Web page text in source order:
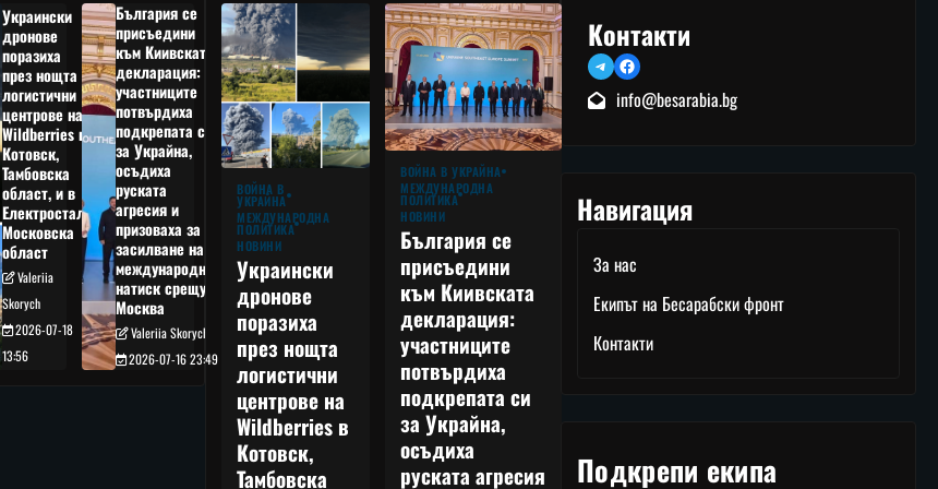
Украински
дронове
поразиха
през нощта
логистични
центрове на
Wildberries в
Котовск,
Тамбовска
област, и в
Електростал,
Московска
област
Valeriia
Skorych
2026-07-18
13:56
България се
присъедини
към Киивската
декларация:
участниците
потвърдиха
подкрепата си
за Украйна,
осъдиха
руската
агресия и
призоваха за
засилване на
международния
натиск срещу
Москва
Valeriia Skorych
2026-07-16 23:49
ВОЙНА В
УКРАЙНА
МЕЖДУНАРОДНА
ПОЛИТИКА
НОВИНИ
Украински
дронове
поразиха
през нощта
логистични
центрове на
Wildberries в
Котовск,
Тамбовска
ВОЙНА В УКРАЙНА
МЕЖДУНАРОДНА
ПОЛИТИКА
НОВИНИ
България се
присъедини
към Киивската
декларация:
участниците
потвърдиха
подкрепата си
за Украйна,
осъдиха
руската агресия
Контакти
TelegramFacebook
info@besarabia.bg
Навигация
За нас
Екипът на Бесарабски фронт
Контакти
Подкрепи екипа